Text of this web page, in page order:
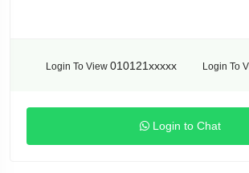
Login To View 010121xxxxx Login To
Login to Chat